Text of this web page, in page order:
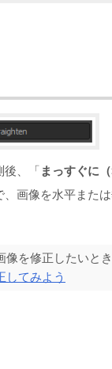
後、「 まっすぐに
、画像を水平また
像を修正したいと
してみよう